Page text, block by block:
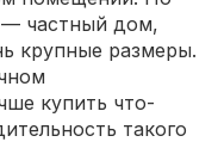
— частный дом,
крупные размеры.
купить что-
такого